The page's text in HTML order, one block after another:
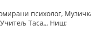
психолог,
Таса„, Ниш;